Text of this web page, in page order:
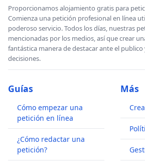
Proporcionamos alojamiento gratis para
Comienza una petición profesional en línea
poderoso servicio. Todos los días, nuestras
mencionadas por los medios, así que crear
fantástica manera de destacar ante el
decisiones.
Guías
Cómo empezar una
petición en línea
¿Cómo redactar una
petición?
Más